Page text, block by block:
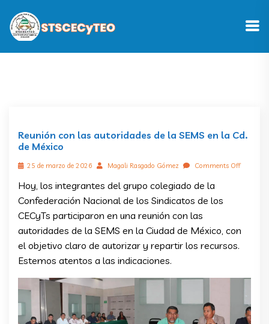
Reunión con las autoridades de la SEMS en la Cd.
de México
25 de marzo de 2026 Magali Rasgado Gómez Comments Off
Hoy, los integrantes del grupo colegiado de la
Confederación Nacional de los Sindicatos de los
CECyTs participaron en una reunión con las
autoridades de la SEMS en la Ciudad de México, con
el objetivo claro de autorizar y repartir los recursos.
Estemos atentos a las indicaciones.